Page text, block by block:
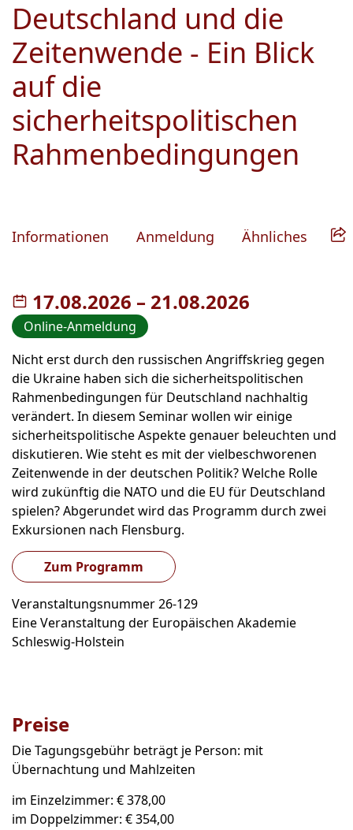
Deutschland und die
Zeitenwende - Ein Blick
auf die
sicherheitspolitischen
Rahmenbedingungen
Informationen Anmeldung Ähnliches
17.08.2026 – bis
21.08.2026
Online-Anmeldung
Nicht erst durch den russischen Angriffskrieg gegen
die Ukraine haben sich die sicherheitspolitischen
Rahmenbedingungen für Deutschland nachhaltig
verändert. In diesem Seminar wollen wir einige
sicherheitspolitische Aspekte genauer beleuchten und
diskutieren. Wie steht es mit der vielbeschworenen
Zeitenwende in der deutschen Politik? Welche Rolle
wird zukünftig die NATO und die EU für Deutschland
spielen? Abgerundet wird das Programm durch zwei
Exkursionen nach Flensburg.
Zum Programm
Veranstaltungsnummer 26-129
Eine Veranstaltung der Europäischen Akademie
Schleswig-Holstein
Preise
Die Tagungsgebühr beträgt je Person: mit
Übernachtung und Mahlzeiten
im Einzelzimmer: € 378,00
im Doppelzimmer: € 354,00